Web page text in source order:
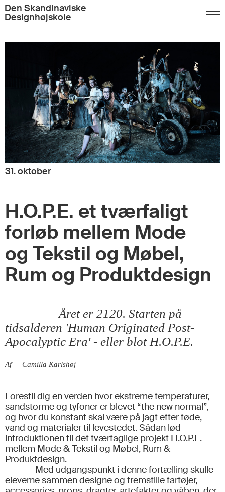
Den Skandinaviske
Designhøjskole
31. oktober
H.O.P.E. et tværfaligt
forløb mellem Mode
og Tekstil og Møbel,
Rum og Produktdesign
Året er 2120. Starten på
tidsalderen 'Human Originated Post-
Apocalyptic Era' - eller blot H.O.P.E.
Af — Camilla Karlshøj
Forestil dig en verden hvor ekstreme temperaturer,
sandstorme og tyfoner er blevet “the new normal”,
og hvor du konstant skal være på jagt efter føde,
vand og materialer til levestedet. Sådan lød
introduktionen til det tværfaglige projekt H.O.P.E.
mellem Mode & Tekstil og Møbel, Rum &
Produktdesign.
Med udgangspunkt i denne fortælling skulle
eleverne sammen designe og fremstille fartøjer,